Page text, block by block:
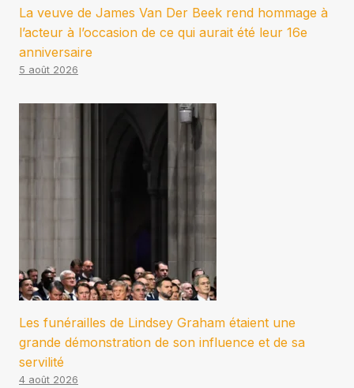
La veuve de James Van Der Beek rend hommage à
l’acteur à l’occasion de ce qui aurait été leur 16e
anniversaire
5 août 2026
Les funérailles de Lindsey Graham étaient une
grande démonstration de son influence et de sa
servilité
4 août 2026